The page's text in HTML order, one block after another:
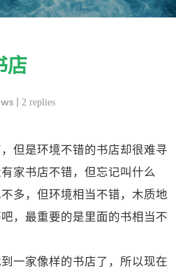
店
|2 replies
但是环境不错的书店却很难寻
家书店不错，但忘记叫什么
多，但环境相当不错，木质地
，最重要的是里面的书相当不
一家像样的书店了，所以现在